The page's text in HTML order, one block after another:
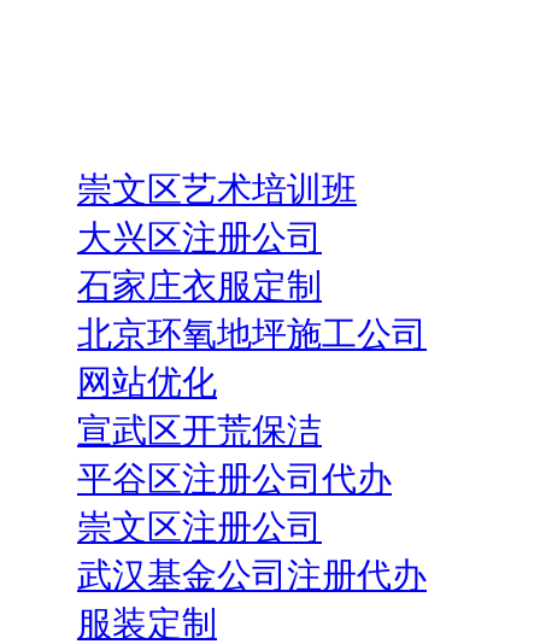
崇文区艺术培训班
大兴区注册公司
石家庄衣服定制
北京环氧地坪施工公司
网站优化
宣武区开荒保洁
平谷区注册公司代办
崇文区注册公司
武汉基金公司注册代办
服装定制